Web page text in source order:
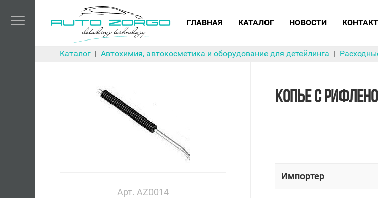
ГЛАВНАЯ КАТАЛОГ НОВОСТИ
Каталог Автохимия, автокосметика и оборудование для детейлинга
КОПЬЕ С
Арт. AZ0014
Импортер